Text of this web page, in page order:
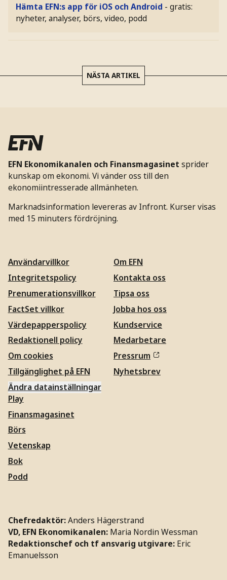
Hämta EFN:s app för iOS och Android - gratis:
nyheter, analyser, börs, video, podd
NÄSTA ARTIKEL
EFN Ekonomikanalen och Finansmagasinet sprider
kunskap om ekonomi. Vi vänder oss till den
ekonomiintresserade allmänheten.
Marknadsinformation levereras av Infront. Kurser visas
med 15 minuters fördröjning.
Användarvillkor
Integritetspolicy
Prenumerationsvillkor
FactSet villkor
Värdepapperspolicy
Redaktionell policy
Om cookies
Tillgänglighet på EFN
Ändra datainställningar
Om EFN
Kontakta oss
Tipsa oss
Jobba hos oss
Kundservice
Medarbetare
Pressrum
Nyhetsbrev
Play
Finansmagasinet
Börs
Vetenskap
Bok
Podd
Chefredaktör:Anders Hägerstrand
VD, EFN Ekonomikanalen: Maria Nordin Wessman
Redaktionschef och tf ansvarig utgivare: Eric
Emanuelsson